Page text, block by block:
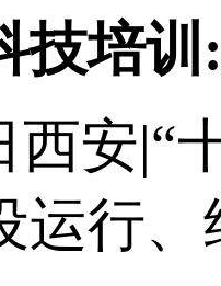
技培训
西安|“
运行